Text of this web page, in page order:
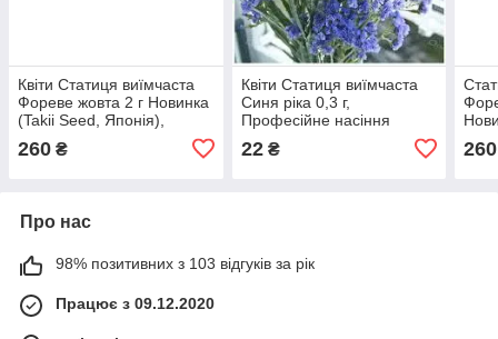
Квіти Статиця виїмчаста
Фореве жовта 2 г Новинка
(Takii Seed, Японія),
260 ₴
Квіти Статиця виїмчаста
Синя ріка 0,3 г,
Професійне насіння
22₴ 260
Про нас
98% позитивних з 103 відгуків за рік
Працює з 09.12.2020